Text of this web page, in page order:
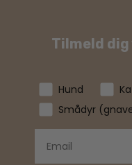
Tilmeld dig
Hund
Smådyr